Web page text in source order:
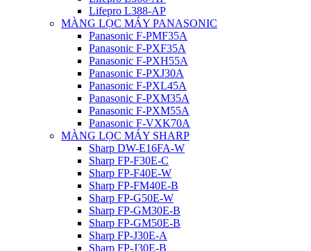
Lifepro L388-AP
MÀNG LỌC MÁY PANASONIC
Panasonic F-PMF35A
Panasonic F-PXF35A
Panasonic F-PXH55A
Panasonic F-PXJ30A
Panasonic F-PXL45A
Panasonic F-PXM35A
Panasonic F-PXM55A
Panasonic F-VXK70A
MÀNG LỌC MÁY SHARP
Sharp DW-E16FA-W
Sharp FP-F30E-C
Sharp FP-F40E-W
Sharp FP-FM40E-B
Sharp FP-G50E-W
Sharp FP-GM30E-B
Sharp FP-GM50E-B
Sharp FP-J30E-A
Sharp FP-J30E-B